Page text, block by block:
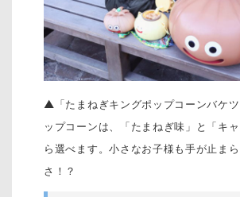
▲「たまねぎキングポップコーンバケツ
ップコーンは、「たまねぎ味」と「キ
ら選べます。小さなお子様も手が止ま
さ！？